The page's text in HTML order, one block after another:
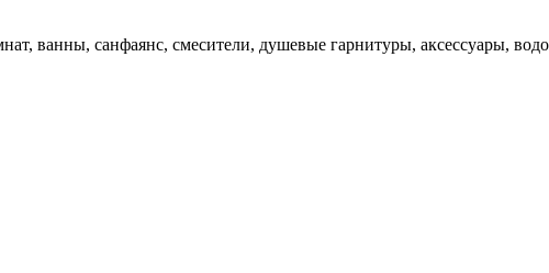
ванны, санфаянс, смесители, душевые гарнитуры, аксессуары,